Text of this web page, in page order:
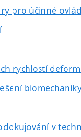
pro účinné
rychlostí
v